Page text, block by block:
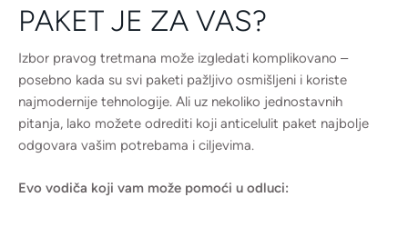
PAKET JE ZA VAS?
Izbor pravog tretmana može izgledati komplikovano –
posebno kada su svi paketi pažljivo osmišljeni i koriste
najmodernije tehnologije. Ali uz nekoliko jednostavnih
pitanja, lako možete odrediti koji anticelulit paket najbolje
odgovara vašim potrebama i ciljevima.
Evo vodiča koji vam može pomoći u odluci: